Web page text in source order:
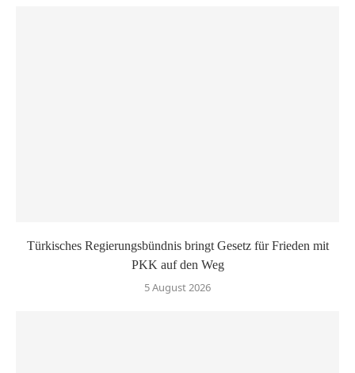
Türkisches Regierungsbündnis bringt Gesetz für Frieden mit
PKK auf den Weg
5 August 2026